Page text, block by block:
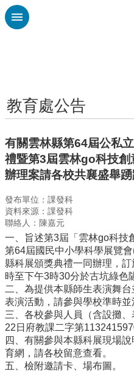
跳到主要內容區塊
認
廣
興
校
專
欄
園
動
態
行
政
處
室
課
程
教育處公告
有關雲林縣第64屆公私
禮暨第3屆雲林go科技
辦理案請各校共襄盛舉
發布單位：課發科
資料來源：課發科
聯絡人：陳嘉元
一、旨述第3屆「雲林go科技
第64屆國民中小學科學展覽
縣科展頒獎典禮一同辦理，
時至下午3時30分於古坑綠色
二、為提供本縣師生表演舞
表演活動，請參與學校準時並
三、各校參與人員（含設攤
22日府教課二字第
四、有關參與本縣科展現場
育網，請各校留意查看。
五、檢附邀請卡、場布圖。